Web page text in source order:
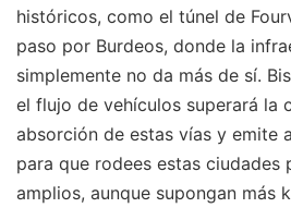
históricos, como el túnel de
paso por Burdeos, donde la
simplemente no da más de sí.
el flujo de vehículos superará la
absorción de estas vías y emite
para que rodees estas ciudades
amplios, aunque supongan más